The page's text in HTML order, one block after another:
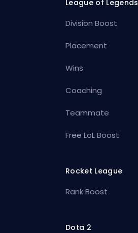
League of Legends
Division Boost
Placement
Wins
Coaching
Teammate
Free LoL Boost
Rocket League
Rank Boost
Dota 2